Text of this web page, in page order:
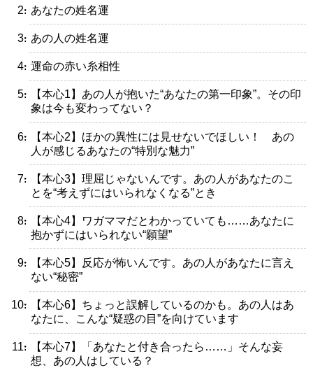
・あなたの姓名運
・あの人の姓名運
・運命の赤い糸相性
・【本心1】あの人が抱いた“あなたの第一印象”。その印
象は今も変わってない？
・【本心2】ほかの異性には見せないでほしい！ あの
人が感じるあなたの“特別な魅力”
・【本心3】理屈じゃないんです。あの人があなたのこ
とを“考えずにはいられなくなる”とき
・【本心4】ワガママだとわかっていても……あなたに
抱かずにはいられない“願望”
・【本心5】反応が怖いんです。あの人があなたに言え
ない“秘密”
・【本心6】ちょっと誤解しているのかも。あの人はあ
なたに、こんな“疑惑の目”を向けています
・【本心7】「あなたと付き合ったら……」そんな妄
想、あの人はしている？